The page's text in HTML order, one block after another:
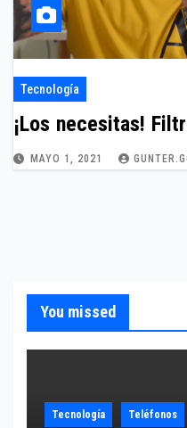
Tecnología
¡Los necesitas!
MAYO 1, 2021
You missed
Tecnología Teléfonos